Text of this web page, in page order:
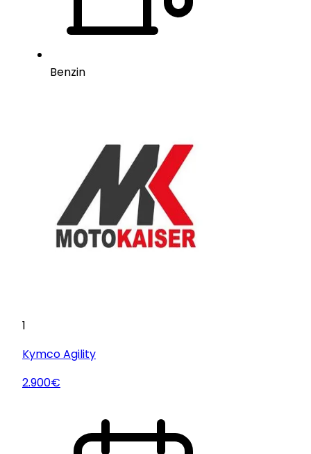
Benzin
1
KymcoAgility
2.900€